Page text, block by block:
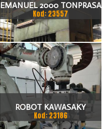
EMANUEL 2000 TONPRASA
HYDRAULICZNA 3200 X
2000
Kod: 23557
ROBOT KAWASAKY
Kod: 23186